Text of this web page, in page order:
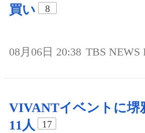
買い
8
08月06日 20:38 TBS NEWS
VIVANTイベントに堺
11人
17